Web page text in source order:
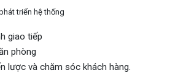
triển hệ thống
giao tiếp
phòng
lược và chăm sóc khách hàng.